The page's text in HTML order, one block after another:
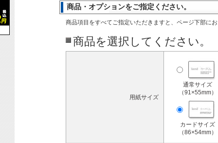
商品・オプションをご指定ください。
商品項目をすべてご指定いただきますと、ページ下部に
商品を選択してください。
用紙サイズ
通常サイズ
（91×55mm）
カードサイズ
（86×54mm）